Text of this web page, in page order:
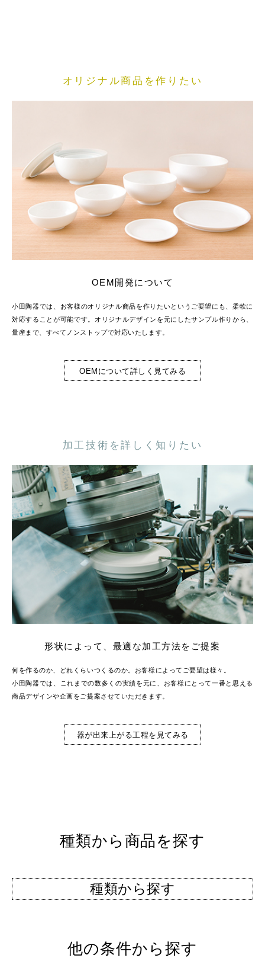
オリジナル商品を作りたい
OEM開発について
小田陶器では、お客様のオリジナル商品を作りたいというご要望にも、柔軟に
対応することが可能です。オリジナルデザインを元にしたサンプル作りから、
量産まで、すべてノンストップで対応いたします。
OEMについて詳しく見てみる
加工技術を詳しく知りたい
形状によって、最適な加工方法をご提案
何を作るのか、どれくらいつくるのか。お客様によってご要望は様々。
小田陶器では、これまでの数多くの実績を元に、お客様にとって一番と思える
商品デザインや企画をご提案させていただきます。
器が出来上がる工程を見てみる
種類から商品を探す
種類から探す
他の条件から探す